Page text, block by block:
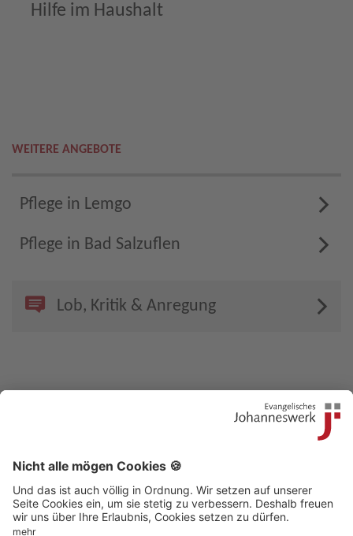
Hilfe im Haushalt
WEITERE ANGEBOTE
Pflege in Lemgo
Pflege in Bad Salzuflen
Lob, Kritik & Anregung